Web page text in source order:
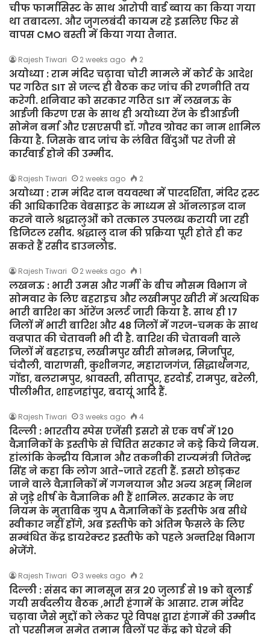
चीफ फार्मासिस्ट के साथ आरोपी वार्ड ब्वाय का किया गया
था तबादला. और जुगलबंदी कायम रहे इसलिए फिर से
वापस CMO बस्ती में किया गया तैनात.
Rajesh Tiwari 2 weeks ago 2
अयोध्या : राम मंदिर चढ़ावा चोरी मामले में कोर्ट के आदेश
पर गठित SIT से जल्द ही बैठक कर जांच की रणनीति तय
करेगी. शनिवार को सरकार गठित SIT में लखनऊ के
आईजी किरण एस के साथ ही अयोध्या रेंज के डीआईजी
सोमेन बर्मा और एसएसपी डॉ. गौरव ग्रोवर का नाम शामिल
किया है. जिसके बाद जांच के लंबित बिंदुओं पर तेजी से
कार्रवाई होने की उम्मीद.
Rajesh Tiwari 2 weeks ago 2
अयोध्या : राम मंदिर दान वयवस्था में पारदर्शिता, मंदिर ट्रस्ट
की आधिकारिक वेबसाइट के माध्यम से ऑनलाइन दान
करने वाले श्रद्धालुओं को तत्काल उपलब्ध करायी जा रही
डिजिटल रसीद. श्रद्धालु दान की प्रक्रिया पूरी होते ही कर
सकते हैं रसीद डाउनलोड.
Rajesh Tiwari 2 weeks ago 1
लखनऊ : भारी उमस और गर्मी के बीच मौसम विभाग ने
सोमवार के लिए बहराइच और लखीमपुर खीरी में अत्यधिक
भारी बारिश का ऑरेंज अलर्ट जारी किया है. साथ ही 17
जिलों में भारी बारिश और 48 जिलों में गरज-चमक के साथ
वज्रपात की चेतावनी भी दी है. बारिश की चेतावनी वाले
जिलों में बहराइच, लखीमपुर खीरी सोनभद्र, मिर्जापुर,
चंदौली, वाराणसी, कुशीनगर, महाराजगंज, सिद्धार्थनगर,
गोंडा, बलरामपुर, श्रावस्ती, सीतापुर, हरदोई, रामपुर, बरेली,
पीलीभीत, शाहजहांपुर, बदायूं आदि हैं.
Rajesh Tiwari 3 weeks ago 4
दिल्ली : भारतीय स्पेस एजेंसी इसरो से एक वर्ष में 120
वैज्ञानिकों के इस्तीफे से चिंतित सरकार ने कड़े किये नियम.
हांलांकि केन्द्रीय विज्ञान और तकनीकी राज्यमंत्री जितेन्द्र
सिंह ने कहा कि लोग आते-जाते रहती हैं. इसरो छोड़कर
जाने वाले वैज्ञानिकों में गगनयान और अन्य अहम् मिशन
से जुड़े शीर्ष के वैज्ञानिक भी हैं शामिल. सरकार के नए
नियम के मुताबिक ग्रुप A वैज्ञानिकों के इस्तीफे अब सीधे
स्वीकार नहीं होंगे, अब इस्तीफे को अंतिम फैसले के लिए
सम्बंधित केंद्र डायरेक्टर इस्तीफे को पहले अन्तरिक्ष विभाग
भेजेंगे.
Rajesh Tiwari 3 weeks ago 2
दिल्ली : संसद का मानसून सत्र 20 जुलाई से 19 को बुलाई
गयी सर्वदलीय बैठक ,भारी हंगामें के आसार. राम मंदिर
चढ़ावा जैसे मुद्दों को लेकर पूरे विपक्ष द्वारा हंगामें की उम्मीद
तो परसीमन समेत तमाम बिलों पर केंद्र को घेरने की